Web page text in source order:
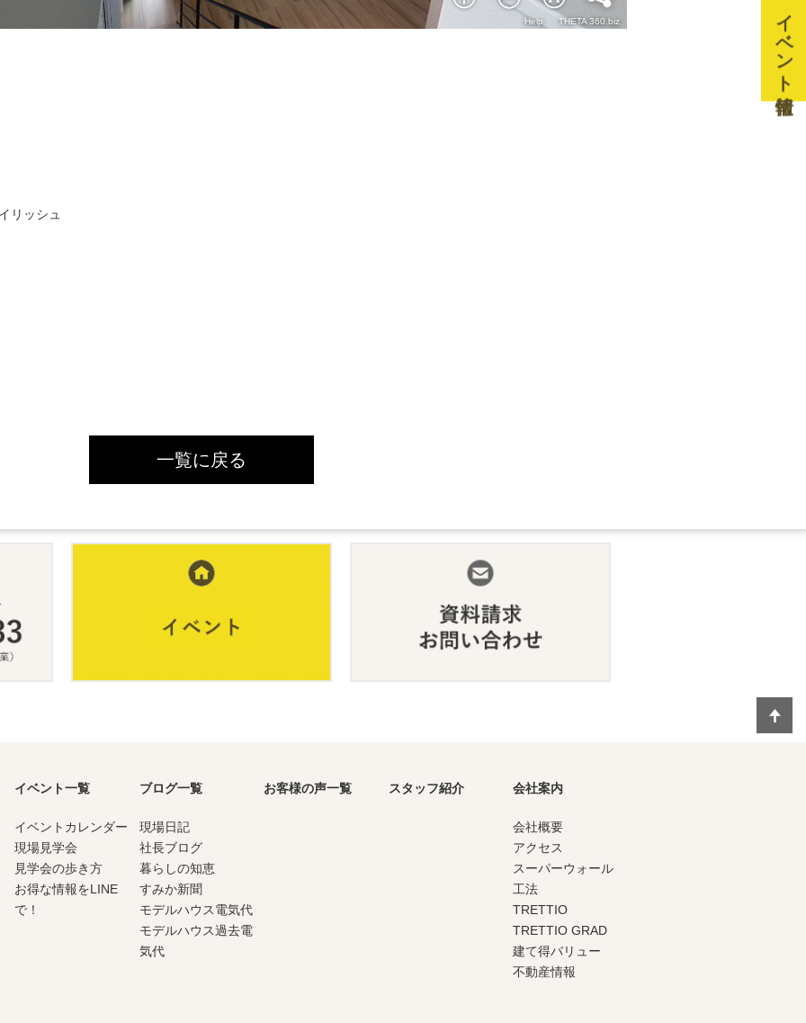
リッシュ
一覧に戻る
イベント一覧
イベントカレンダー
現場見学会
見学会の歩き方
お得な情報をLINE
で！
ブログ一覧
現場日記
社長ブログ
暮らしの知恵
すみか新聞
モデルハウス電気代
モデルハウス過去電
気代
お客様の声一覧 スタッフ紹介 会社案内
会社概要
アクセス
スーパーウォール
工法
TRETTIO
TRETTIO GRAD
建て得バリュー
不動産情報
イベント情報